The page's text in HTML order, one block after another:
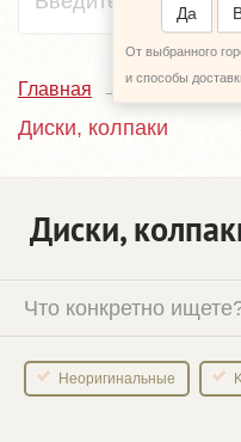
Да
От выбранного
и способы
Главная Каталог
Диски, колпаки
Диски,
Что конкретно
Неоригинальные